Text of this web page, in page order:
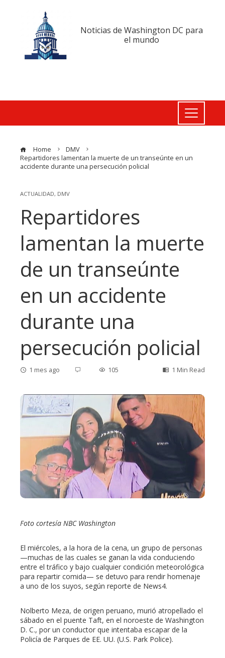
Noticias de Washington DC para
el mundo
Home
DMV
Repartidores lamentan la muerte de un transeúnte en un
accidente durante una persecución policial
ACTUALIDAD, DMV
Repartidores
lamentan la muerte
de un transeúnte
en un accidente
durante una
persecución policial
1 mes ago 105 1 Min Read
Foto cortesía NBC Washington
El miércoles, a la hora de la cena, un grupo de personas
—muchas de las cuales se ganan la vida conduciendo
entre el tráfico y bajo cualquier condición meteorológica
para repartir comida— se detuvo para rendir homenaje
a uno de los suyos, según reporte de News4.
Nolberto Meza, de origen peruano, murió atropellado el
sábado en el puente Taft, en el noroeste de Washington
D. C., por un conductor que intentaba escapar de la
Policía de Parques de EE. UU. (U.S. Park Police).